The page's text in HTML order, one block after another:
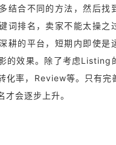
结合不同的方法，然后找
词排名，卖家不能太操之
耕的平台，短期内即使是
的效果。除了考虑Listing
化率，Review等。只有完
才会逐步上升。